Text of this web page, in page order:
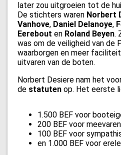
later zou uitgroeien tot de
De stichters waren Norbert
Vanhove, Daniel Delanoye,
Eerebout en Roland Beyen.
was om de veiligheid van de
waarborgen en meer
uitvaren van de boten.
Norbert Desiere nam het
de statuten op. Het eerste
1.500 BEF voor
200 BEF voor
100 BEF voor
en 1.000 BEF voor